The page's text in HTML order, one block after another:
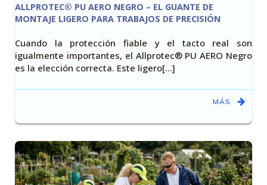
ALLPROTEC® PU AERO NEGRO – EL GUANTE DE
MONTAJE LIGERO PARA TRABAJOS DE PRECISIÓN
Cuando la protección fiable y el tacto real son
igualmente importantes, el Allprotec® PU AERO Negro
es la elección correcta. Este ligero[…]
MÁS